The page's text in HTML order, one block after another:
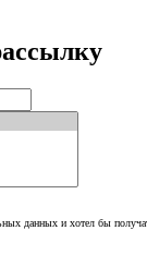
данных и хотел бы